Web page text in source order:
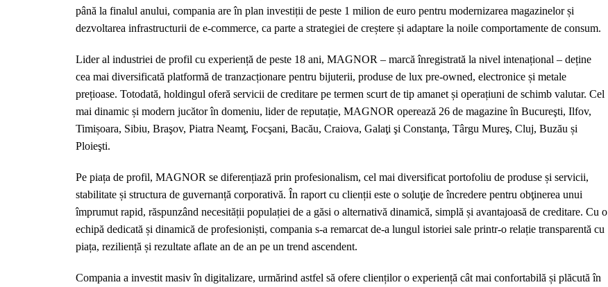
până la finalul anului, compania are în plan investiții de peste 1 milion de euro pentru modernizarea magazinelor și
dezvoltarea infrastructurii de e-commerce, ca parte a strategiei de creștere și adaptare la noile comportamente de consum.
Lider al industriei de profil cu experiență de peste 18 ani, MAGNOR – marcă înregistrată la nivel intenațional – deține
cea mai diversificată platformă de tranzacționare pentru bijuterii, produse de lux pre-owned, electronice și metale
prețioase. Totodată, holdingul oferă servicii de creditare pe termen scurt de tip amanet și operațiuni de schimb valutar. Cel
mai dinamic și modern jucător în domeniu, lider de reputație, MAGNOR operează 26 de magazine în Bucureşti, Ilfov,
Timișoara, Sibiu, Braşov, Piatra Neamţ, Focşani, Bacău, Craiova, Galaţi şi Constanţa, Târgu Mureş, Cluj, Buzău și
Ploieşti.
Pe piața de profil, MAGNOR se diferențiază prin profesionalism, cel mai diversificat portofoliu de produse și servicii,
stabilitate și structura de guvernanță corporativă. În raport cu clienții este o soluţie de încredere pentru obţinerea unui
împrumut rapid, răspunzând necesității populației de a găsi o alternativă dinamică, simplă și avantajoasă de creditare. Cu o
echipă dedicată și dinamică de profesioniști, compania s-a remarcat de-a lungul istoriei sale printr-o relație transparentă cu
piața, reziliență și rezultate aflate an de an pe un trend ascendent.
Compania a investit masiv în digitalizare, urmărind astfel să ofere clienților o experiență cât mai confortabilă și plăcută în